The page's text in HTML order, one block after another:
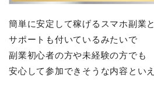
簡単に安定して稼げるスマホ副業
サポートも付いているみたいで
副業初心者の方や未経験の方でも
安心して参加できそうな内容といえ